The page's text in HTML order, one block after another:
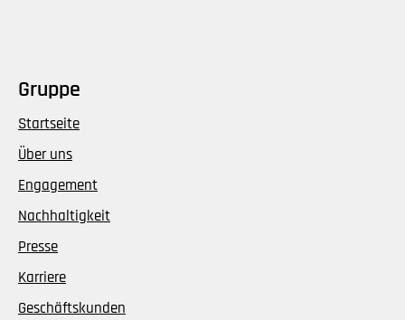
Gruppe
Startseite
Über uns
Engagement
Nachhaltigkeit
Presse
Karriere
Geschäftskunden